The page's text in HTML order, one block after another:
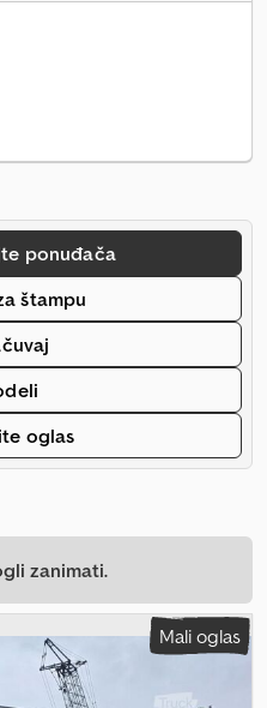
ponuđača
štampu
oglas
zanimati.
Mali oglas